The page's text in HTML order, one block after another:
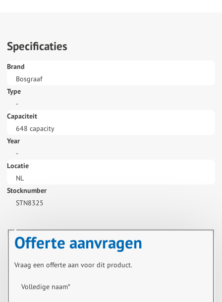
Specificaties
Brand
Bosgraaf
Type
-
Capaciteit
648 capacity
Year
-
Locatie
NL
Stocknumber
STN8325
Offerte aanvragen
Vraag een offerte aan voor dit product.
Volledige naam*